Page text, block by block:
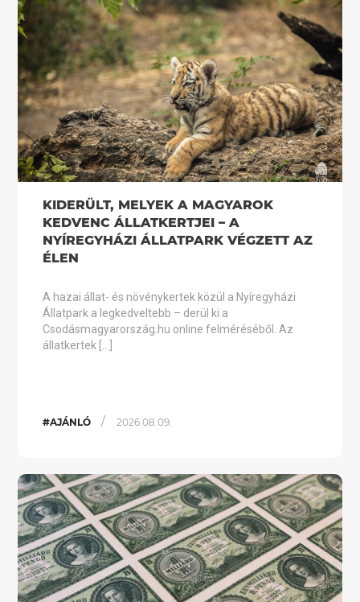
KIDERÜLT, MELYEK A MAGYAROK
KEDVENC ÁLLATKERTJEI – A
NYÍREGYHÁZI ÁLLATPARK VÉGZETT AZ
ÉLEN
A hazai állat- és növénykertek közül a Nyíregyházi
Állatpark a legkedveltebb – derül ki a
Csodásmagyarország.hu online felméréséből. Az
állatkertek […]
#AJÁNLÓ / 2026.08.09.